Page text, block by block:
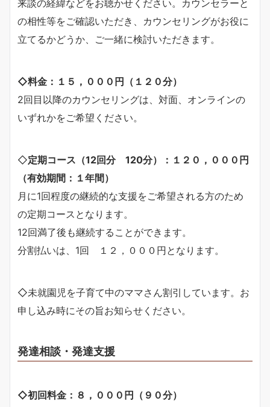
来談の経緯などをお聴かせください。カウンセラーと
の相性等をご確認いただき、カウンセリングがお役に
立てるかどうか、ご一緒に検討いただきます。
◇料金：１５，０００円（１２０分）
2回目以降のカウンセリングは、対面、オンラインの
いずれかをご希望ください。
◇定期コース（12回分 120分）：１２０，０００円
（有効期間：１年間）
月に1回程度の継続的な支援をご希望される方のため
の定期コースとなります。
12回満了後も継続することができます。
分割払いは、1回 １２，０００円となります。
◇未就園児を子育て中のママさん割引しています。お
申し込み時にその旨お知らせください。
発達相談・発達支援
◇初回料金：８，０００円（９０分）